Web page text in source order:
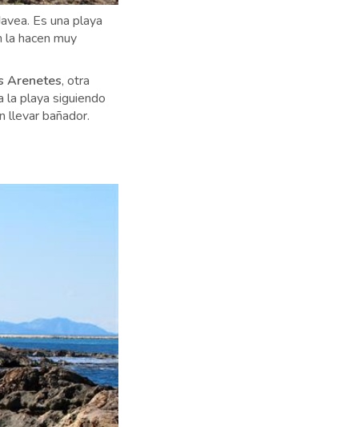
Es una playa
hacen muy
Arenetes, otra
la playa siguiendo
llevar bañador.